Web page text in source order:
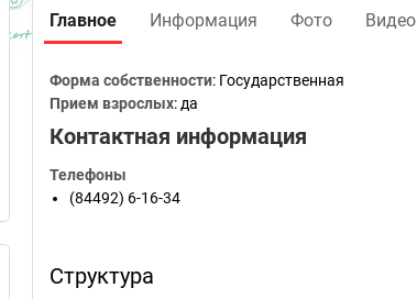
Главное Информация Фото Видео
Форма собственности: Государственная
Прием взрослых: да
Контактная информация
Телефоны
(84492) 6-16-34
Структура